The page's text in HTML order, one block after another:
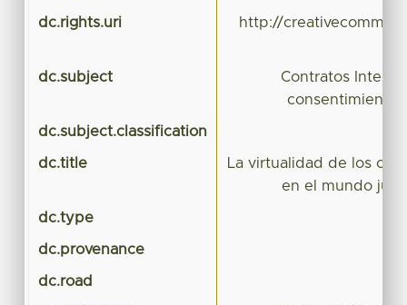
dc.rights.uri http://
dc.subject
Contratos
consentimiento;
dc.subject.classification
dc.title
La virtualidad de los
en el mundo
dc.type
dc.provenance
dc.road